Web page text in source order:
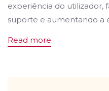
experiência do utilizador,
suporte e aumentando a
Read more